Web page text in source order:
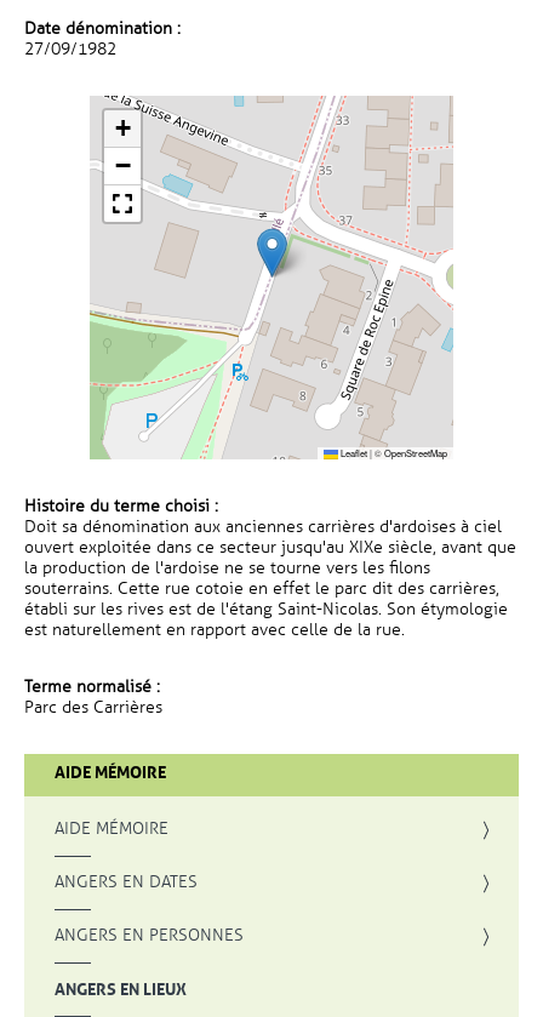
Date dénomination :
27/09/1982
+
−
Leaflet|©OpenStreetMap
Histoire du terme choisi :
Doit sa dénomination aux anciennes carrières d'ardoises à ciel
ouvert exploitée dans ce secteur jusqu'au XIXe siècle, avant que
la production de l'ardoise ne se tourne vers les filons
souterrains. Cette rue cotoie en effet le parc dit des carrières,
établi sur les rives est de l'étang Saint-Nicolas. Son étymologie
est naturellement en rapport avec celle de la rue.
Terme normalisé :
Parc des Carrières
AIDE MÉMOIRE
AIDE MÉMOIRE
ANGERS EN DATES
ANGERS EN PERSONNES
ANGERS EN LIEUX